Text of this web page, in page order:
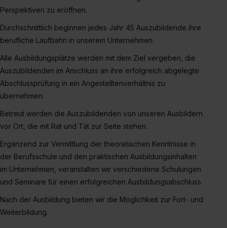
Wirkung für die Zukunft ganz oder teilweise über unsere
Einstellungen“ widerrufen. Weitere Informationen zu den
einzelnen Cookies findest du durch Klick auf „Details
zeigen“. Weitere Informationen:Datenschutzerklärung
Impressum
Perspektiven zu eröffnen.
Durchschnittlich beginnen jedes Jahr 45 Auszubildende ihre
berufliche Laufbahn in unserem Unternehmen.
Alle Ausbildungsplätze werden mit dem Ziel vergeben, die
Auszubildenden im Anschluss an ihre erfolgreich abgelegte
Abschlussprüfung in ein Angestelltenverhältnis zu
übernehmen.
Betreut werden die Auszubildenden von unseren Ausbildern
vor Ort, die mit Rat und Tat zur Seite stehen.
Ergänzend zur Vermittlung der theoretischen Kenntnisse in
der Berufsschule und den praktischen Ausbildungsinhalten
im Unternehmen, veranstalten wir verschiedene Schulungen
und Seminare für einen erfolgreichen Ausbildungsabschluss.
Nach der Ausbildung bieten wir die Möglichkeit zur Fort- und
Weiterbildung.